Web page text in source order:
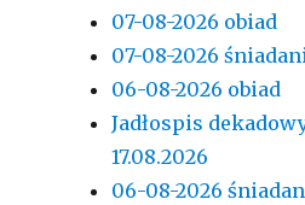
07-08-2026 obiad
07-08-2026
06-08-2026 obiad
Jadłospis
17.08.2026
06-08-2026